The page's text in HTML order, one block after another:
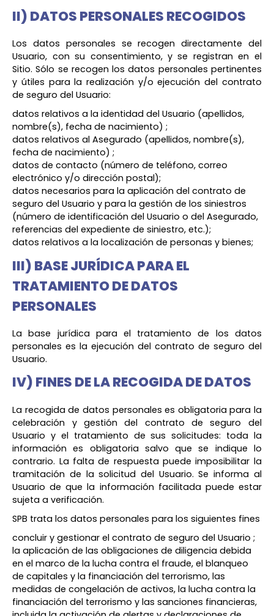
II) DATOS PERSONALES RECOGIDOS
Los datos personales se recogen directamente del
Usuario, con su consentimiento, y se registran en el
Sitio. Sólo se recogen los datos personales pertinentes
y útiles para la realización y/o ejecución del contrato
de seguro del Usuario:
datos relativos a la identidad del Usuario (apellidos,
nombre(s), fecha de nacimiento) ;
datos relativos al Asegurado (apellidos, nombre(s),
fecha de nacimiento) ;
datos de contacto (número de teléfono, correo
electrónico y/o dirección postal);
datos necesarios para la aplicación del contrato de
seguro del Usuario y para la gestión de los siniestros
(número de identificación del Usuario o del Asegurado,
referencias del expediente de siniestro, etc.);
datos relativos a la localización de personas y bienes;
III) BASE JURÍDICA PARA EL
TRATAMIENTO DE DATOS
PERSONALES
La base jurídica para el tratamiento de los datos
personales es la ejecución del contrato de seguro del
Usuario.
IV) FINES DE LA RECOGIDA DE DATOS
La recogida de datos personales es obligatoria para la
celebración y gestión del contrato de seguro del
Usuario y el tratamiento de sus solicitudes: toda la
información es obligatoria salvo que se indique lo
contrario. La falta de respuesta puede imposibilitar la
tramitación de la solicitud del Usuario. Se informa al
Usuario de que la información facilitada puede estar
sujeta a verificación.
SPB trata los datos personales para los siguientes fines
concluir y gestionar el contrato de seguro del Usuario ;
la aplicación de las obligaciones de diligencia debida
en el marco de la lucha contra el fraude, el blanqueo
de capitales y la financiación del terrorismo, las
medidas de congelación de activos, la lucha contra la
financiación del terrorismo y las sanciones financieras,